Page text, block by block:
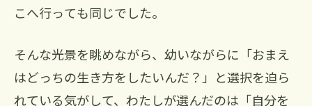
こへ行っても同じでした。
そんな光景を眺めながら、幼いながらに「おまえ
はどっちの生き方をしたいんだ？」と選択を迫ら
れている気がして、わたしが選んだのは「自分を